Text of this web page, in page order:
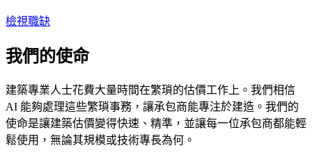
檢視職缺
我們的使命
建築專業人士花費大量時間在繁瑣的估價工作上。我們相信
AI 能夠處理這些繁瑣事務，讓承包商能專注於建造。我們的
使命是讓建築估價變得快速、精準，並讓每一位承包商都能輕
鬆使用，無論其規模或技術專長為何。